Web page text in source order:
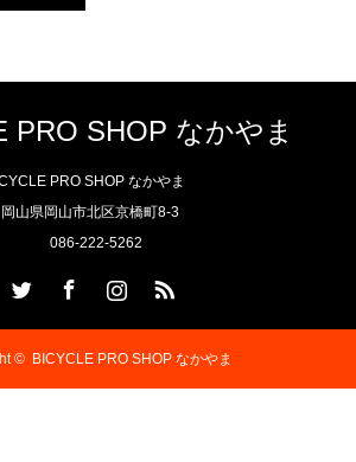
PRO SHOP なかやま
PRO SHOP なかやま
岡山県岡山市北区京橋町8-3
086-222-5262
© BICYCLE PRO SHOP なかやま